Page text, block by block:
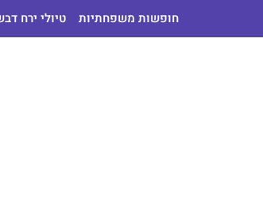
חופשות משפחתיות טיולי ירח